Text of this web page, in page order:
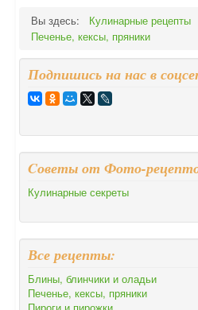
Вы здесь:
Кулинарные рецепты
Печенье, кексы, пряники
Подпишись на нас в
Cоветы от Фото-
Кулинарные секреты
Все рецепты:
Блины, блинчики и оладьи
Печенье, кексы, пряники